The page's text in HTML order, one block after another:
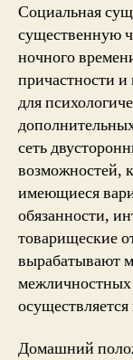
Социальная
существенную
ночного
причастности и
для
сеть
возможностей,
имеющиеся
обязанности,
товарищеские
вырабатывают
межличностных
Домашний